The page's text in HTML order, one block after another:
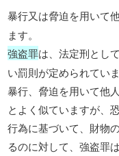
暴行又は脅迫を用いて
ます。
強盗罪は、法定刑とし
い罰則が定められていま
暴行、脅迫を用いて他
とよく似ていますが、
行為に基づいて、財物
るのに対して、強盗罪